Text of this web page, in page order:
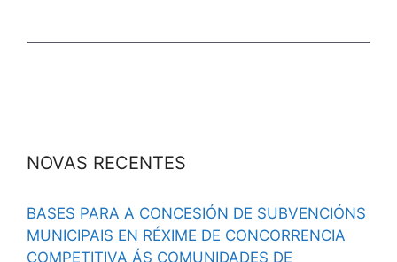
NOVAS RECENTES
BASES PARA A CONCESIÓN DE SUBVENCIÓNS
MUNICIPAIS EN RÉXIME DE CONCORRENCIA
COMPETITIVA ÁS COMUNIDADES DE